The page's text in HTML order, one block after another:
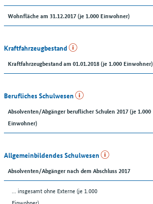
Wohnfläche am 31.12.2017 (je 1.000 Einwohner)
Kraftfahrzeugbestand
Kraftfahrzeugbestand am 01.01.2018 (je 1.000 Einwohner)
Berufliches Schulwesen
Absolventen/Abgänger beruflicher Schulen 2017 (je 1.000
Einwohner)
Allgemeinbildendes Schulwesen
Absolventen/Abgänger nach dem Abschluss 2017
... insgesamt ohne Externe (je 1.000
Einwohner)